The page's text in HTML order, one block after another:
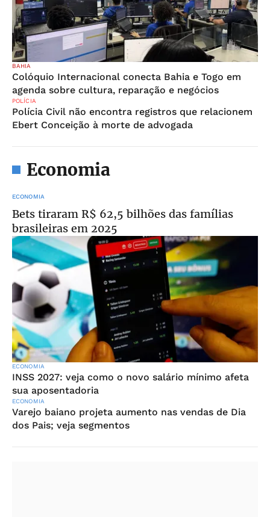
BAHIA
Colóquio Internacional conecta Bahia e Togo em
agenda sobre cultura, reparação e negócios
POLÍCIA
Polícia Civil não encontra registros que relacionem
Ebert Conceição à morte de advogada
Economia
ECONOMIA
Bets tiraram R$ 62,5 bilhões das famílias
brasileiras em 2025
ECONOMIA
INSS 2027: veja como o novo salário mínimo afeta
sua aposentadoria
ECONOMIA
Varejo baiano projeta aumento nas vendas de Dia
dos Pais; veja segmentos